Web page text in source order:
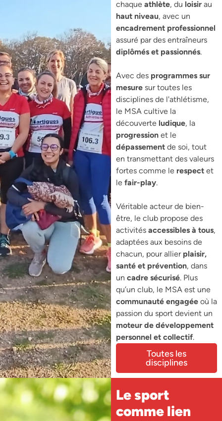
chaque athlète, du loisir au
haut niveau, avec un
encadrement professionnel
assuré par des entraîneurs
diplômés et passionnés.
Avec des programmes sur
mesure sur toutes les
disciplines de l'athlétisme,
le MSA cultive la
découverte ludique, la
progression et le
dépassement de soi, tout
en transmettant des valeurs
fortes comme le respect et
le fair-play.
Véritable acteur de bien-
être, le club propose des
activités accessibles à tous,
adaptées aux besoins de
chacun, pour allier plaisir,
santé et prévention, dans
un cadre sécurisé. Plus
qu’un club, le MSA est une
communauté engagée où la
passion du sport devient un
moteur de développement
personnel et collectif.
Toutes les
disciplines
Le sport
comme lien